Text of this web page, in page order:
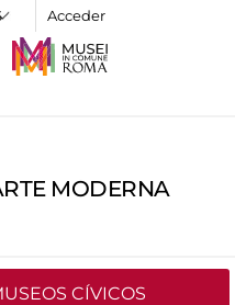
Acceder
MODERNA
CÍVICOS